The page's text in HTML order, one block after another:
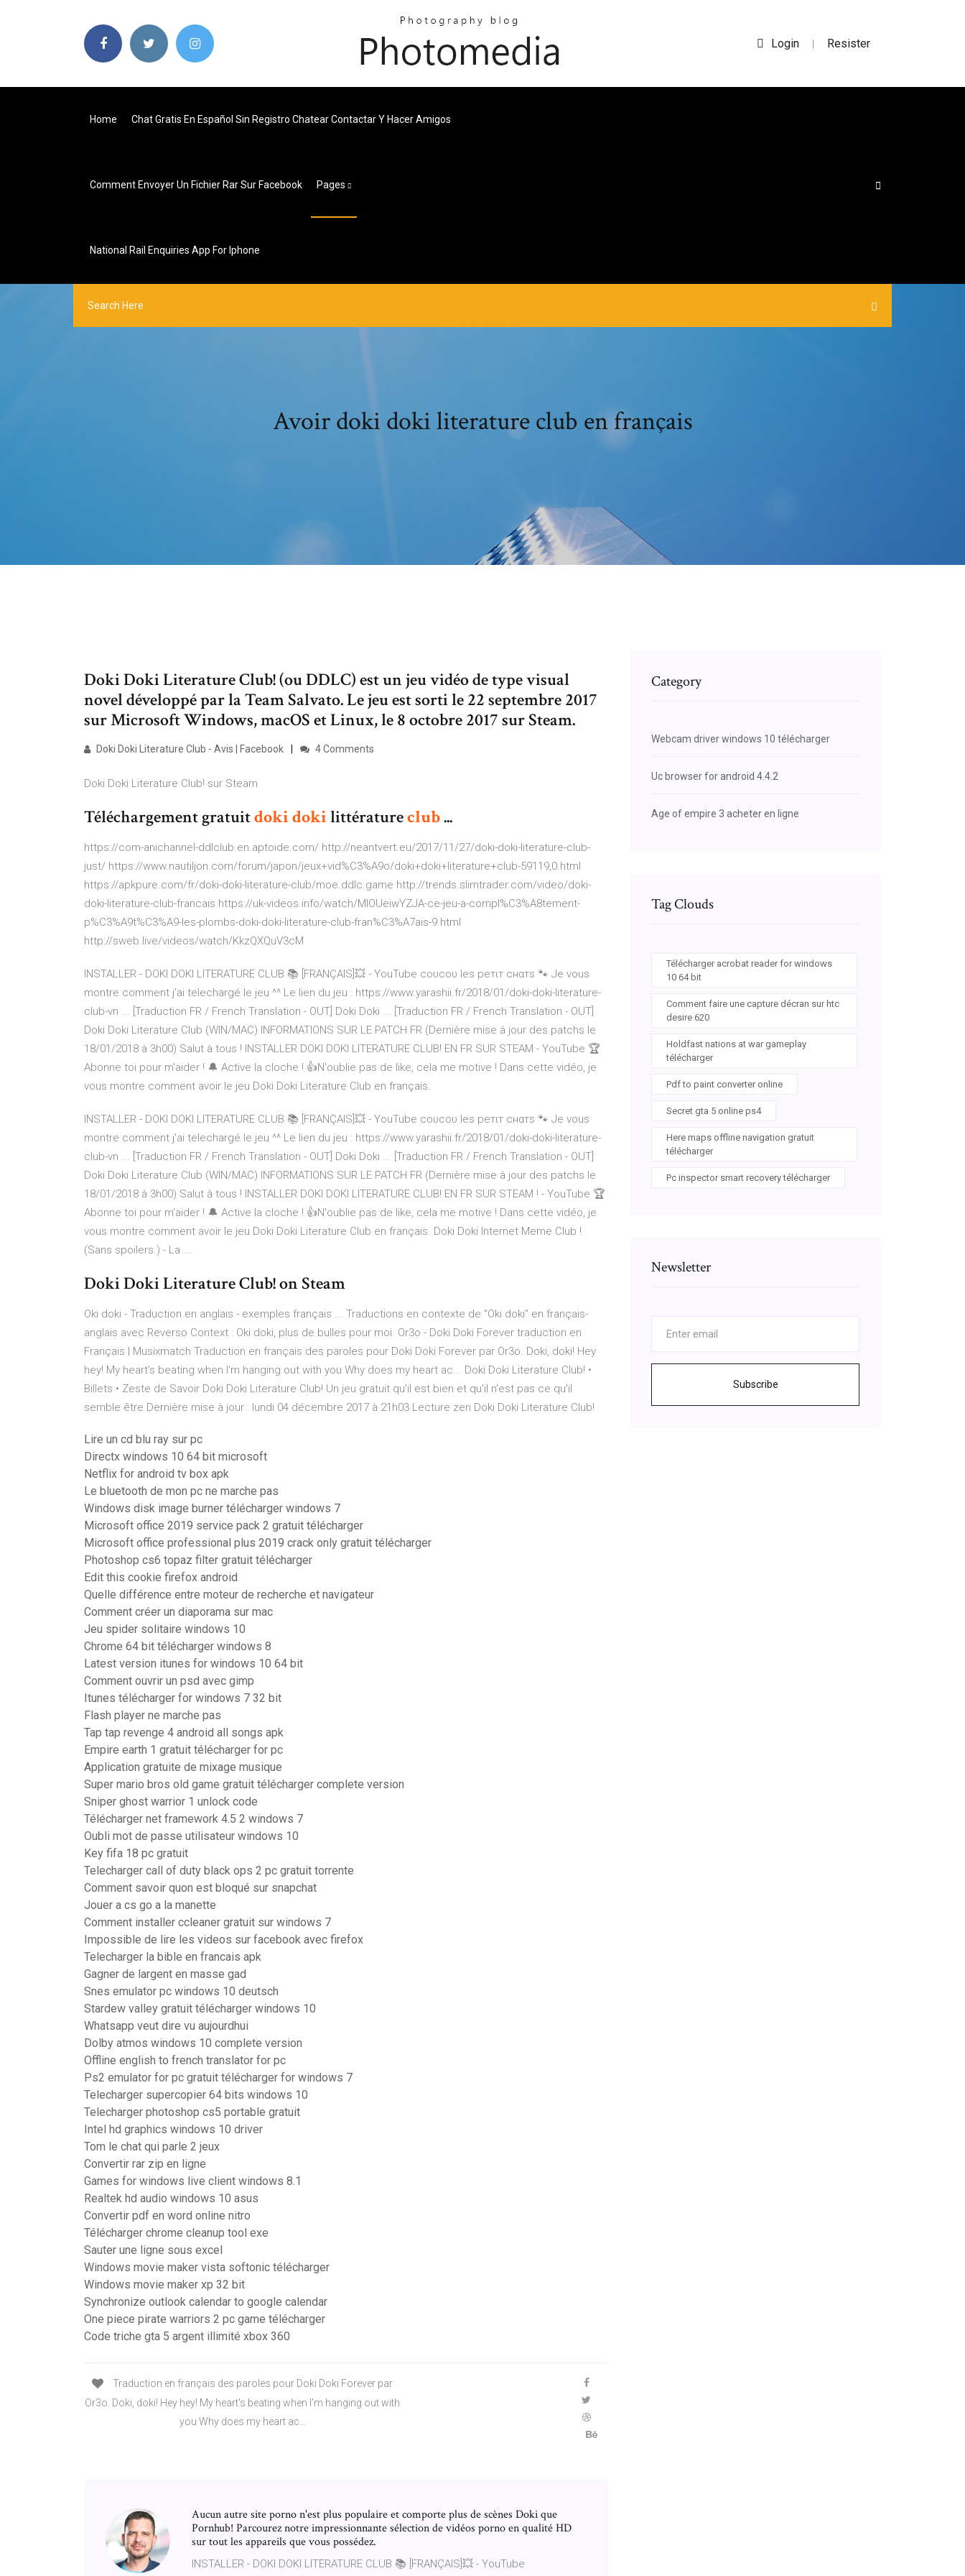
Login | Resister
Home Chat Gratis En Español Sin Registro Chatear Contactar Y Hacer Amigos
Comment Envoyer Un Fichier Rar Sur Facebook Pages
National Rail Enquiries App For Iphone
Avoir doki doki literature club en français
Doki Doki Literature Club! (ou DDLC) est un jeu vidéo de type visual
novel développé par la Team Salvato. Le jeu est sorti le 22 septembre 2017
sur Microsoft Windows, macOS et Linux, le 8 octobre 2017 sur Steam.
Doki Doki Literature Club - Avis | Facebook 4 Comments
Doki Doki Literature Club! sur Steam
Téléchargement gratuitdokidokilittératureclub...
https://com-anichannel-ddlclub.en.aptoide.com/ http://neantvert.eu/2017/11/27/doki-doki-literature-club-
just/ https://www.nautiljon.com/forum/japon/jeux+vid%C3%A9o/doki+doki+literature+club-59119,0.html
https://apkpure.com/fr/doki-doki-literature-club/moe.ddlc.game http://trends.slimtrader.com/video/doki-
doki-literature-club-francais https://uk-videos.info/watch/MIOUeiwYZJA-ce-jeu-a-compl%C3%A8tement-
p%C3%A9t%C3%A9-les-plombs-doki-doki-literature-club-fran%C3%A7ais-9.html
http://sweb.live/videos/watch/KkzQXQuV3cM
INSTALLER - DOKI DOKI LITERATURE CLUB 📚 [FRANÇAIS]💥 - YouTube coυcoυ leѕ peтιт cнαтѕ 🐾 Je vous
montre comment j'ai telechargé le jeu ^^ Le lien du jeu : https://www.yarashii.fr/2018/01/doki-doki-literature-
club-vn ... [Traduction FR / French Translation - OUT] Doki Doki ... [Traduction FR / French Translation - OUT]
Doki Doki Literature Club (WIN/MAC) INFORMATIONS SUR LE PATCH FR (Dernière mise à jour des patchs le
18/01/2018 à 3h00) Salut à tous ! INSTALLER DOKI DOKI LITERATURE CLUB! EN FR SUR STEAM - YouTube 🏆
Abonne toi pour m'aider ! 🔔 Active la cloche ! 👍N'oublie pas de like, cela me motive ! Dans cette vidéo, je
vous montre comment avoir le jeu Doki Doki Literature Club en français.
INSTALLER - DOKI DOKI LITERATURE CLUB 📚 [FRANÇAIS]💥 - YouTube coυcoυ leѕ peтιт cнαтѕ 🐾 Je vous
montre comment j'ai telechargé le jeu ^^ Le lien du jeu : https://www.yarashii.fr/2018/01/doki-doki-literature-
club-vn ... [Traduction FR / French Translation - OUT] Doki Doki ... [Traduction FR / French Translation - OUT]
Doki Doki Literature Club (WIN/MAC) INFORMATIONS SUR LE PATCH FR (Dernière mise à jour des patchs le
18/01/2018 à 3h00) Salut à tous ! INSTALLER DOKI DOKI LITERATURE CLUB! EN FR SUR STEAM ! - YouTube 🏆
Abonne toi pour m'aider ! 🔔 Active la cloche ! 👍N'oublie pas de like, cela me motive ! Dans cette vidéo, je
vous montre comment avoir le jeu Doki Doki Literature Club en français. Doki Doki Internet Meme Club !
(Sans spoilers.) - La ...
Doki Doki Literature Club! on Steam
Oki doki - Traduction en anglais - exemples français ... Traductions en contexte de "Oki doki" en français-
anglais avec Reverso Context : Oki doki, plus de bulles pour moi. Or3o - Doki Doki Forever traduction en
Français | Musixmatch Traduction en français des paroles pour Doki Doki Forever par Or3o. Doki, doki! Hey
hey! My heart's beating when I'm hanging out with you Why does my heart ac... Doki Doki Literature Club! •
Billets • Zeste de Savoir Doki Doki Literature Club! Un jeu gratuit qu'il est bien et qu'il n'est pas ce qu'il
semble être Dernière mise à jour : lundi 04 décembre 2017 à 21h03 Lecture zen Doki Doki Literature Club!
Lire un cd blu ray sur pc
Directx windows 10 64 bit microsoft
Netflix for android tv box apk
Le bluetooth de mon pc ne marche pas
Windows disk image burner télécharger windows 7
Microsoft office 2019 service pack 2 gratuit télécharger
Microsoft office professional plus 2019 crack only gratuit télécharger
Photoshop cs6 topaz filter gratuit télécharger
Edit this cookie firefox android
Quelle différence entre moteur de recherche et navigateur
Comment créer un diaporama sur mac
Jeu spider solitaire windows 10
Chrome 64 bit télécharger windows 8
Latest version itunes for windows 10 64 bit
Comment ouvrir un psd avec gimp
Itunes télécharger for windows 7 32 bit
Flash player ne marche pas
Tap tap revenge 4 android all songs apk
Empire earth 1 gratuit télécharger for pc
Application gratuite de mixage musique
Super mario bros old game gratuit télécharger complete version
Sniper ghost warrior 1 unlock code
Télécharger net framework 4.5 2 windows 7
Oubli mot de passe utilisateur windows 10
Key fifa 18 pc gratuit
Telecharger call of duty black ops 2 pc gratuit torrente
Comment savoir quon est bloqué sur snapchat
Jouer a cs go a la manette
Comment installer ccleaner gratuit sur windows 7
Impossible de lire les videos sur facebook avec firefox
Telecharger la bible en francais apk
Gagner de largent en masse gad
Snes emulator pc windows 10 deutsch
Stardew valley gratuit télécharger windows 10
Whatsapp veut dire vu aujourdhui
Dolby atmos windows 10 complete version
Offline english to french translator for pc
Ps2 emulator for pc gratuit télécharger for windows 7
Telecharger supercopier 64 bits windows 10
Telecharger photoshop cs5 portable gratuit
Intel hd graphics windows 10 driver
Tom le chat qui parle 2 jeux
Convertir rar zip en ligne
Games for windows live client windows 8.1
Realtek hd audio windows 10 asus
Convertir pdf en word online nitro
Télécharger chrome cleanup tool exe
Sauter une ligne sous excel
Windows movie maker vista softonic télécharger
Windows movie maker xp 32 bit
Synchronize outlook calendar to google calendar
One piece pirate warriors 2 pc game télécharger
Code triche gta 5 argent illimité xbox 360
Traduction en français des paroles pour Doki Doki Forever par
Or3o. Doki, doki! Hey hey! My heart's beating when I'm hanging out with
you Why does my heart ac...
Aucun autre site porno n'est plus populaire et comporte plus de scènes Doki que
Pornhub! Parcourez notre impressionnante sélection de vidéos porno en qualité HD
sur tout les appareils que vous possédez.
INSTALLER - DOKI DOKI LITERATURE CLUB 📚 [FRANÇAIS]💥 - YouTube
Category
Webcam driver windows 10 télécharger
Uc browser for android 4.4.2
Age of empire 3 acheter en ligne
Tag Clouds
Télécharger acrobat reader for windows
10 64 bit
Comment faire une capture décran sur htc
desire 620
Holdfast nations at war gameplay
télécharger
Pdf to paint converter online
Secret gta 5 online ps4
Here maps offline navigation gratuit
télécharger
Pc inspector smart recovery télécharger
Newsletter
Subscribe